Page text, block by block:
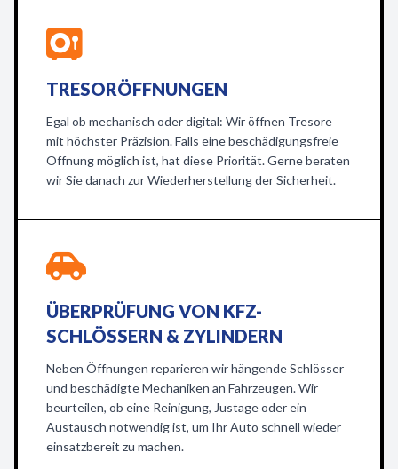
TRESORÖFFNUNGEN
Egal ob mechanisch oder digital: Wir öffnen Tresore
mit höchster Präzision. Falls eine beschädigungsfreie
Öffnung möglich ist, hat diese Priorität. Gerne beraten
wir Sie danach zur Wiederherstellung der Sicherheit.
ÜBERPRÜFUNG VON KFZ-
SCHLÖSSERN & ZYLINDERN
Neben Öffnungen reparieren wir hängende Schlösser
und beschädigte Mechaniken an Fahrzeugen. Wir
beurteilen, ob eine Reinigung, Justage oder ein
Austausch notwendig ist, um Ihr Auto schnell wieder
einsatzbereit zu machen.